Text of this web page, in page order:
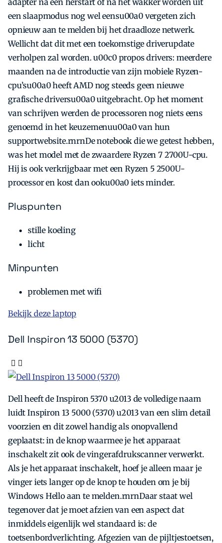
een slaapmodus nog wel eensu00a0 vergeten zich
opnieuw aan te melden bij het draadloze netwerk.
Wellicht dat dit met een toekomstige driverupdate
verholpen zal worden. u00c0 propos drivers: meerdere
maanden na de introductie van zijn mobiele Ryzen-
cpu’su00a0 heeft AMD nog steeds geen nieuwe
grafische driversu00a0 uitgebracht. Op het moment
van schrijven werden de processoren nog niets eens
genoemd in het keuzemenuu00a0 van hun
supportwebsite.rnrnDe notebook die we getest hebben,
was het model met de zwaardere Ryzen 7 2700U-cpu.
Hij is ook verkrijgbaar met een Ryzen 5 2500U-
processor en kost dan ooku00a0 iets minder.
Pluspunten
stille koeling
licht
Minpunten
problemen met wifi
Bekijk deze laptop
Dell Inspiron 13 5000 (5370)
Dell heeft de Inspiron 5370 u2013 de volledige naam
luidt Inspiron 13 5000 (5370) u2013 van een slim detail
voorzien en dit zowel handig als onopvallend
geplaatst: in de knop waarmee je het apparaat
inschakelt zit ook de vingerafdrukscanner verwerkt.
Als je het apparaat inschakelt, hoef je alleen maar je
vinger iets langer op de knop te houden om je bij
Windows Hello aan te melden.rnrnDaar staat wel
tegenover dat je moet afzien van een aspect dat
inmiddels eigenlijk wel standaard is: de
toetsenbordverlichting. Afgezien van de pijltjestoetsen,